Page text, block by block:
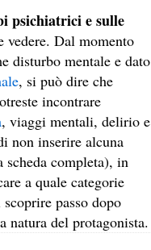
psichiatrici e sulle
vedere. Dal momento
disturbo mentale e dato
, si può dire che
incontrare
, viaggi mentali, delirio e
non inserire alcuna
completa), in
a quale categorie
passo dopo
natura del protagonista.